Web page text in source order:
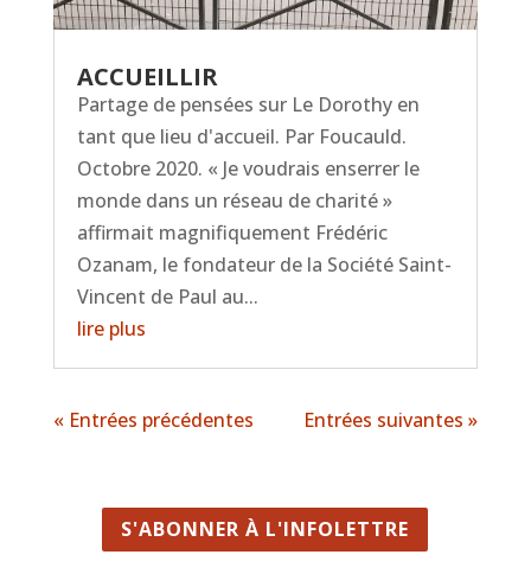
ACCUEILLIR
Partage de pensées sur Le Dorothy en
tant que lieu d'accueil. Par Foucauld.
Octobre 2020. « Je voudrais enserrer le
monde dans un réseau de charité »
affirmait magnifiquement Frédéric
Ozanam, le fondateur de la Société Saint-
Vincent de Paul au...
lire plus
« Entrées précédentes Entrées suivantes »
S'ABONNER À L'INFOLETTRE